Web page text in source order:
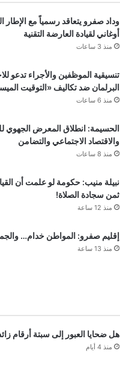
وداد صفرو يتعاقد رسمياً مع الإطار
أوغاني لقيادة العارضة التقنية
منذ 3 ساعات
تنسيقية الموظفين والأجراء تدعو
البرلمان ضد تكاليف «التوقيت
منذ 6 ساعات
الحسيمة: انطلاق المعرض الجهوي
والاقتصاد الاجتماعي والتضامن
منذ 8 ساعات
نبيلة منيب: حكومة لو علمت أن
ثمن سجادة الصلاة!
منذ 12 ساعة
إقليم صفرو: المواطن خدام…
منذ 13 ساعة
هل ضحايا العبور إلى سبتة أرقام
منذ 4 أيام